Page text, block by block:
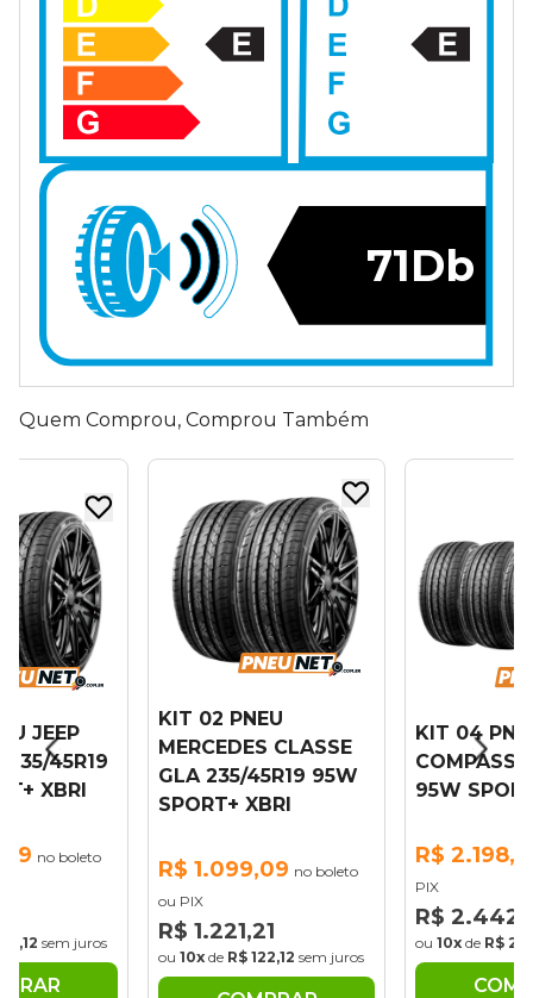
71Db
Quem Comprou, Comprou Também
JEEP
235/45R19
XBRI
no boleto
sem juros
KIT 02 PNEU
MERCEDES CLASSE
GLA 235/45R19 95W
SPORT+ XBRI
R$ 1.099,09 no boleto
ou PIX
R$ 1.221,21
ou 10x de R$ 122,12 sem juros
KIT 04
95W
R$
PIX
R$
ou 10x de R$